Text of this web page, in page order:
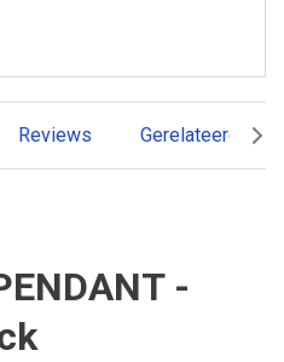
Reviews Gerelateerde
-